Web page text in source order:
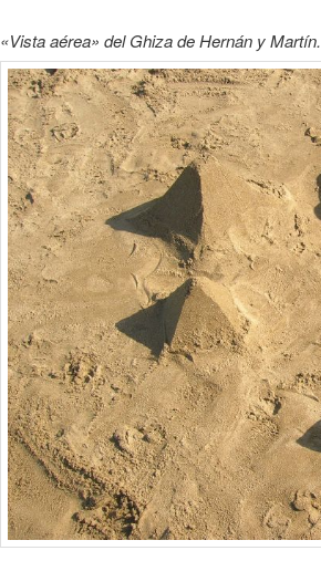
«Vista aérea» del Ghiza de Hernán y Martín.